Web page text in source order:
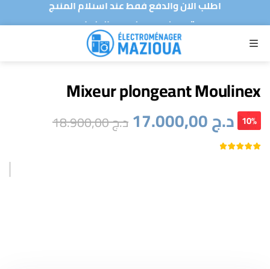
توصيل سريع لجميع الولايات
متجركم الرقمي للأجهزة الكهرومنزلية
أطلب الآن والدفع فقط عند استلام المنتج
القائمة
Mixeur plongeant Moulinex
د.ج
د.ج18.900,00 10%